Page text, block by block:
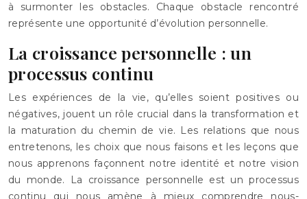
à surmonter les obstacles. Chaque obstacle rencontré
représente une opportunité d’évolution personnelle.
La croissance personnelle : un
processus continu
Les expériences de la vie, qu’elles soient positives ou
négatives, jouent un rôle crucial dans la transformation et
la maturation du chemin de vie. Les relations que nous
entretenons, les choix que nous faisons et les leçons que
nous apprenons façonnent notre identité et notre vision
du monde. La croissance personnelle est un processus
continu qui nous amène à mieux comprendre nous-